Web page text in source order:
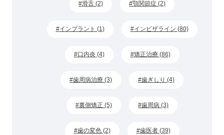
滑舌 (2) 顎関節症 (2)
インプラント (1) インビザライン (80)
口内炎 (4) 矯正治療 (86)
歯周病治療 (3) 歯ぎしり (4)
裏側矯正 (5) 歯周病 (3)
歯の変色 (2) 歯医者 (39)